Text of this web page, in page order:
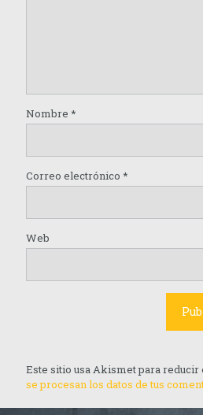
Nombre *
Correo electrónico *
Web
Este sitio usa Akismet para reducir
se procesan los datos de tus